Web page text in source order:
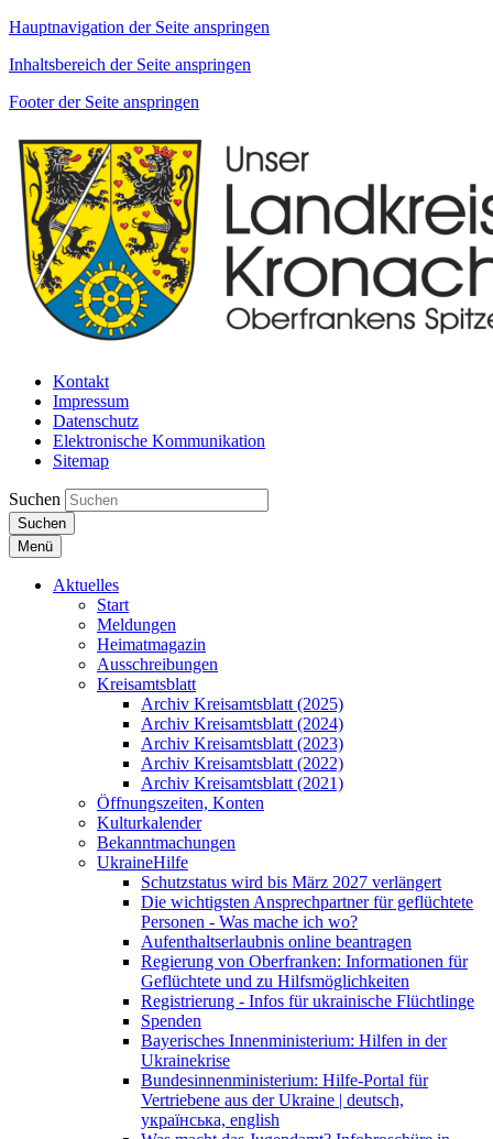
Hauptnavigation der Seite anspringen
Inhaltsbereich der Seite anspringen
Footer der Seite anspringen
Kontakt
Impressum
Datenschutz
Elektronische Kommunikation
Sitemap
Suchen
Suchen
Menü
Aktuelles
Start
Meldungen
Heimatmagazin
Ausschreibungen
Kreisamtsblatt
Archiv Kreisamtsblatt (2025)
Archiv Kreisamtsblatt (2024)
Archiv Kreisamtsblatt (2023)
Archiv Kreisamtsblatt (2022)
Archiv Kreisamtsblatt (2021)
Öffnungszeiten, Konten
Kulturkalender
Bekanntmachungen
UkraineHilfe
Schutzstatus wird bis März 2027 verlängert
Die wichtigsten Ansprechpartner für geflüchtete
Personen - Was mache ich wo?
Aufenthaltserlaubnis online beantragen
Regierung von Oberfranken: Informationen für
Geflüchtete und zu Hilfsmöglichkeiten
Registrierung - Infos für ukrainische Flüchtlinge
Spenden
Bayerisches Innenministerium: Hilfen in der
Ukrainekrise
Bundesinnenministerium: Hilfe-Portal für
Vertriebene aus der Ukraine | deutsch,
українська, english